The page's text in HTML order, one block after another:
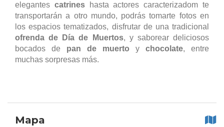
elegantes catrineshasta actores caracterizadom te
transportarán a otro mundo, podrás tomarte fotos en
los espacios tematizados, disfrutar de una tradicional
ofrenda de Día de Muertos, y saborear deliciosos
bocados de pan de muerto y chocolate, entre
muchas sorpresas más.
Mapa